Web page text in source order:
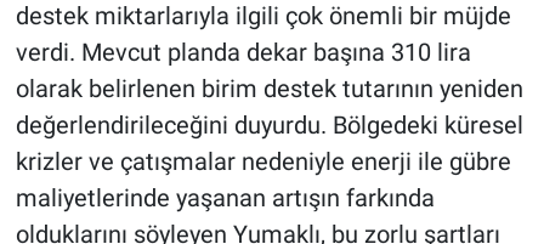
destek miktarlarıyla ilgili çok önemli bir müjde
verdi. Mevcut planda dekar başına 310 lira
olarak belirlenen birim destek tutarının yeniden
değerlendirileceğini duyurdu. Bölgedeki küresel
krizler ve çatışmalar nedeniyle enerji ile gübre
maliyetlerinde yaşanan artışın farkında
olduklarını söyleyen Yumaklı, bu zorlu şartları